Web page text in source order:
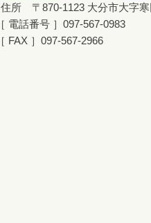
住所 〒870-1123 大分市大字寒
［ 電話番号 ］ 097-567-0983
［ FAX ］097-567-2966